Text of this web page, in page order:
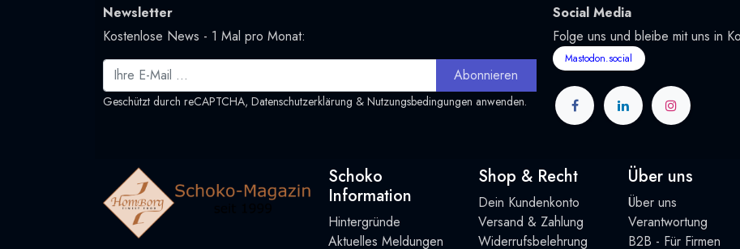
Newsletter
Kostenlose News - 1 Mal pro Monat:
Abonnieren
Geschützt durch reCAPTCHA, Datenschutzerklärung & Nutzungsbedingungen anwenden.
Social Media
Folge uns und bleibe mit uns in
Mastodon.social
Schoko
Information
Hintergründe
Aktuelles Meldungen
Shop & Recht
Dein Kundenkonto
Versand & Zahlung
Widerrufsbelehrung
Über uns
Über uns
Verantwortung
B2B - Für Firmen